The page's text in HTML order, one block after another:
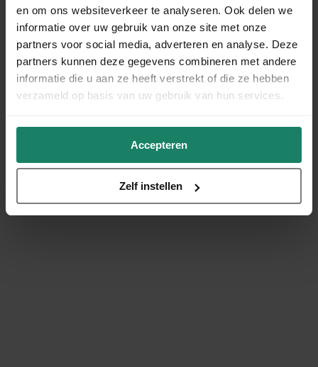
en om ons websiteverkeer te analyseren. Ook delen we
informatie over uw gebruik van onze site met onze
partners voor social media, adverteren en analyse. Deze
partners kunnen deze gegevens combineren met andere
informatie die u aan ze heeft verstrekt of die ze hebben
verzameld op basis van uw gebruik van hun services.
Accepteren
Zelf instellen